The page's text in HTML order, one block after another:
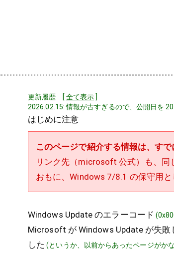
更新履歴 [ 全て表示]
2026.02.15: 情報が古すぎるので、公開日を
はじめに注意
このページで紹介する情報は、すで
リンク先（microsoft 公式）も、同
おもに、Windows 7/8.1 の保守用と
Windows Update のエラーコード
Microsoft が Windows Update が失
した (というか、以前からあったページがか